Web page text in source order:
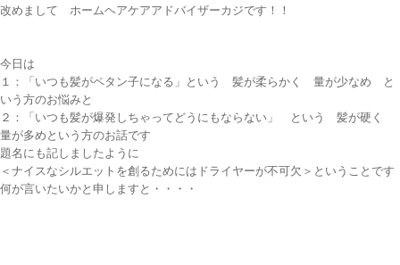
改めまして ホームヘアケアアドバイザーカジです！！
今日は
１：「いつも髪がペタン子になる」という 髪が柔らかく 量が少なめ と
いう方のお悩みと
２：「いつも髪が爆発しちゃってどうにもならない」 という 髪が硬く
量が多めという方のお話です
題名にも記しましたように
＜ナイスなシルエットを創るためにはドライヤーが不可欠＞ということです
何が言いたいかと申しますと・・・・